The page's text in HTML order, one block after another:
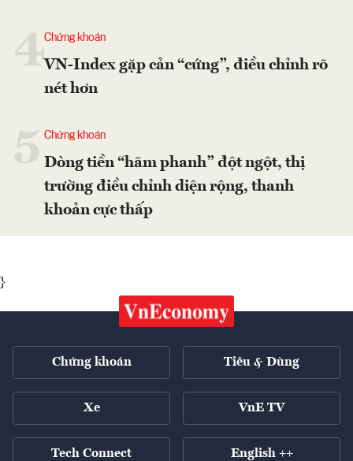
4Chứng khoán
VN-Index gặp cản “cứng”, điều chỉnh rõ
nét hơn
Chứng khoán
Dòng tiền “hãm phanh” đột ngột, thị
trường điều chỉnh diện rộng, thanh
khoản cực thấp
}
Chứng khoán Tiêu & Dùng
Xe VnE TV
Tech Connect English ++